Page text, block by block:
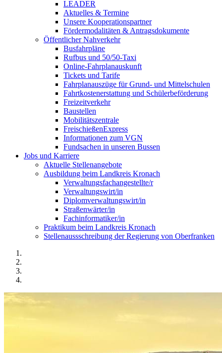
LEADER
Aktuelles & Termine
Unsere Kooperationspartner
Fördermodalitäten & Antragsdokumente
Öffentlicher Nahverkehr
Busfahrpläne
Rufbus und 50/50-Taxi
Online-Fahrplanauskunft
Tickets und Tarife
Fahrplanauszüge für Grund- und Mittelschulen
Fahrtkostenerstattung und Schülerbeförderung
Freizeitverkehr
Baustellen
Mobilitätszentrale
FreischießenExpress
Informationen zum VGN
Fundsachen in unseren Bussen
Jobs und Karriere
Aktuelle Stellenangebote
Ausbildung beim Landkreis Kronach
Verwaltungsfachangestellte/r
Verwaltungswirt/in
Diplomverwaltungswirt/in
Straßenwärter/in
Fachinformatiker/in
Praktikum beim Landkreis Kronach
Stellenaussschreibung der Regierung von Oberfranken